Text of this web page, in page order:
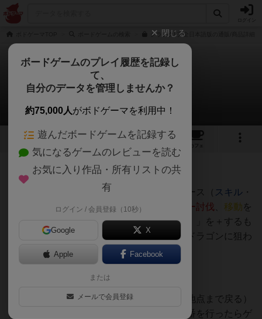
クランク! 完全日本語版の通販/商品詳細
クランク！
かふぇおれさんのルール/インスト
14 4 36
カフェ
214名 0名 0 2年弱前
手札（５枚）をプレイして、得られたリソース（ スキル ・
）で、 カードの購入、 モンスター討伐 移動 を
行う。ただし、カードの中には「クランク！」を＋するも
のも。クランク（＝ものおと）を立てるとドラゴンに狙わ
れダメージを受けやすくなります。
誰かがダンジョンを脱出する（＝スタート地点まで戻る）
か、ライフがゼロになった後、４回ずつ手番を行ったらゲ
閉じる
ボードゲームのプレイ履歴を記録し
て、
自分のデータを管理しませんか？
約75,000人がボドゲーマを利用中！
遊んだボードゲームを記録する
気になるゲームのレビューを読む
お気に入り作品・所有リストの共
有
ログイン / 会員登録（10秒）
Google X
Apple Facebook
または
メールで会員登録